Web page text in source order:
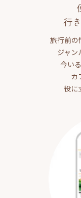
行
旅行前の
ジャン
今い
カ
役に